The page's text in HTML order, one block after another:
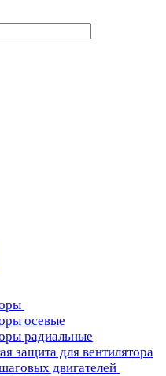
осевые
радиальные
защита для вентилятора
двигателей